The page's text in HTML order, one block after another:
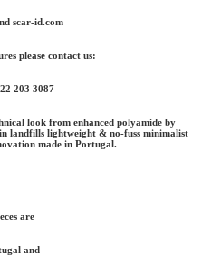
scar-id.com
please contact us:
203 3087
look from enhanced polyamide by
landfills lightweight & no-fuss minimalist
made in Portugal.
are
and